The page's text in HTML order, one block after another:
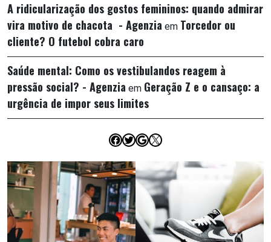
A ridicularização dos gostos femininos: quando admirar
vira motivo de chacota - Agenzia em Torcedor ou
cliente? O futebol cobra caro
Saúde mental: Como os vestibulandos reagem à
pressão social? - Agenzia em Geração Z e o cansaço: a
urgência de impor seus limites
Facebook
Twitter
Google
X